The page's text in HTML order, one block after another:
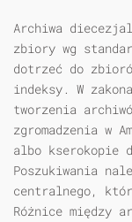
Archiwa
zbiory wg
dotrzeć do
indeksy. W
tworzenia
zgromadzenia w
albo kserokopie
Poszukiwania
centralnego,
Różnice między